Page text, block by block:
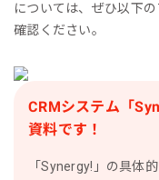
については、ぜひ以下
確認ください。
CRMシステム「
資料です！
「Synergy!」の具体